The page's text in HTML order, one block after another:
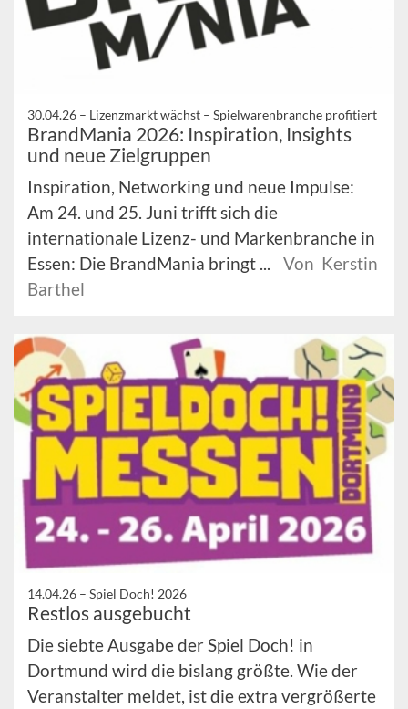
30.04.26 – Lizenzmarkt wächst – Spielwarenbranche profitiert
BrandMania 2026: Inspiration, Insights
und neue Zielgruppen
Inspiration, Networking und neue Impulse:
Am 24. und 25. Juni trifft sich die
internationale Lizenz- und Markenbranche in
Essen: Die BrandMania bringt ...
Von Kerstin
Barthel
14.04.26 – Spiel Doch! 2026
Restlos ausgebucht
Die siebte Ausgabe der Spiel Doch! in
Dortmund wird die bislang größte. Wie der
Veranstalter meldet, ist die extra vergrößerte